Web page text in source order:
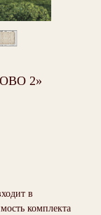
2»
в
комплекта